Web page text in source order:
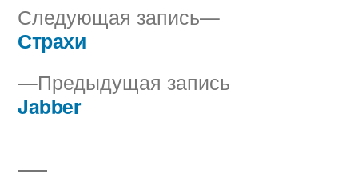
Навигация
по
записям
Предыдущая запись
Jabber
Следующая запись
Следующая
Страхи